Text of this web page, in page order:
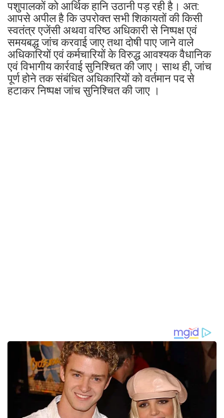
पशुपालकों को आर्थिक हानि उठानी पड़ रही है। अत:
आपसे अपील है कि उपरोक्त सभी शिकायतों की किसी
स्वतंत्र एजेंसी अथवा वरिष्ठ अधिकारी से निष्पक्ष एवं
समयबद्ध जांच करवाई जाए तथा दोषी पाए जाने वाले
अधिकारियों एवं कर्मचारियों के विरुद्ध आवश्यक वैधानिक
एवं विभागीय कार्रवाई सुनिश्चित की जाए। साथ ही, जांच
पूर्ण होने तक संबंधित अधिकारियों को वर्तमान पद से
हटाकर निष्पक्ष जांच सुनिश्चित की जाए ।